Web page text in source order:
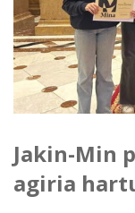
Jakin-Min
agiria